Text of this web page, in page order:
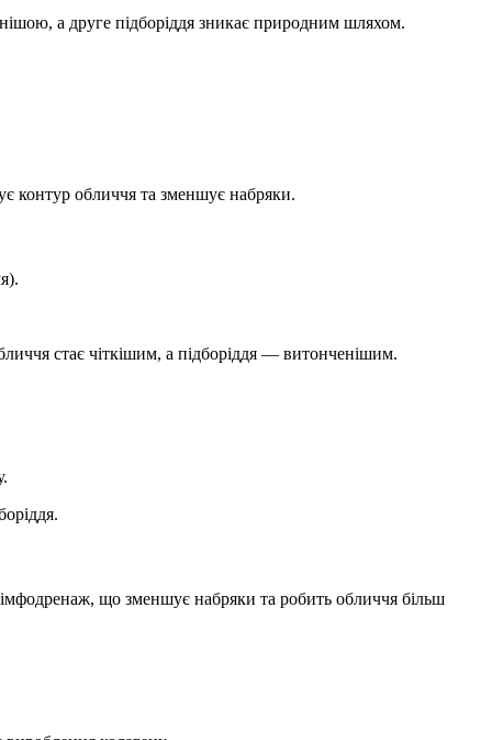
а друге підборіддя зникає природним шляхом.
контур обличчя та зменшує набряки.
стає чіткішим, а підборіддя — витонченішим.
що зменшує набряки та робить обличчя більш